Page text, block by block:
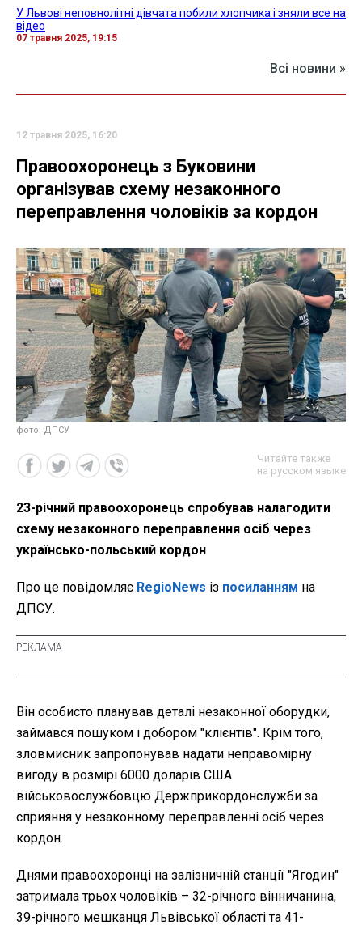
У Львові неповнолітні дівчата побили хлопчика і зняли все на
відео
07 травня 2025, 19:15
Всі новини »
12 травня 2025, 16:20
Правоохоронець з Буковини
організував схему незаконного
переправлення чоловіків за кордон
фото: ДПСУ
Читайте также
на русском языке
23-річний правоохоронець спробував налагодити
схему незаконного переправлення осіб через
українсько-польський кордон
Про це повідомляє RegioNews із посиланням на
ДПСУ.
Він особисто планував деталі незаконної оборудки,
займався пошуком і добором "клієнтів". Крім того,
зловмисник запропонував надати неправомірну
вигоду в розмірі 6000 доларів США
військовослужбовцю Держприкордонслужби за
сприяння у незаконному переправленні осіб через
кордон.
Днями правоохоронці на залізничній станції "Ягодин"
затримала трьох чоловіків – 32-річного вінничанина,
39-річного мешканця Львівської області та 41-